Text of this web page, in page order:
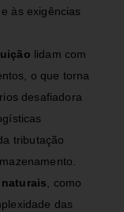
às exigências
lidam com
o que torna
desafiadora
tributação
, como
das